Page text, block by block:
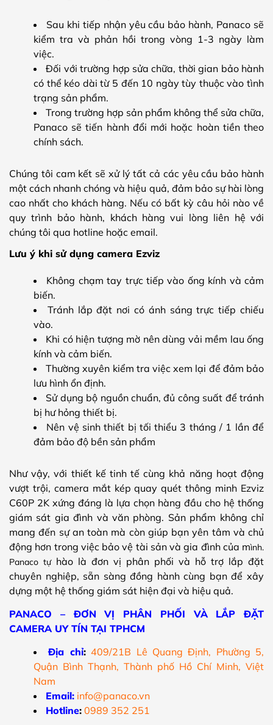
Sau khi tiếp nhận yêu cầu bảo hành, Panaco sẽ
kiểm tra và phản hồi trong vòng 1-3 ngày làm
việc.
Đối với trường hợp sửa chữa, thời gian bảo hành
có thể kéo dài từ 5 đến 10 ngày tùy thuộc vào tình
trạng sản phẩm.
Trong trường hợp sản phẩm không thể sửa chữa,
Panaco sẽ tiến hành đổi mới hoặc hoàn tiền theo
chính sách.
Chúng tôi cam kết sẽ xử lý tất cả các yêu cầu bảo hành
một cách nhanh chóng và hiệu quả, đảm bảo sự hài lòng
cao nhất cho khách hàng. Nếu có bất kỳ câu hỏi nào về
quy trình bảo hành, khách hàng vui lòng liên hệ với
chúng tôi qua hotline hoặc email.
Lưu ý khi sử dụng camera Ezviz
Không chạm tay trực tiếp vào ống kính và cảm
biến.
Tránh lắp đặt nơi có ánh sáng trực tiếp chiếu
vào.
Khi có hiện tượng mờ nên dùng vải mềm lau ống
kính và cảm biến.
Thường xuyên kiểm tra việc xem lại để đảm bảo
lưu hình ổn định.
Sử dụng bộ nguồn chuẩn, đủ công suất để tránh
bị hư hỏng thiết bị.
Nên vệ sinh thiết bị tối thiểu 3 tháng / 1 lần để
đảm bảo độ bền sản phẩm
Như vậy, với thiết kế tinh tế cùng khả năng hoạt động
vượt trội, camera mắt kép quay quét thông minh Ezviz
C60P 2K xứng đáng là lựa chọn hàng đầu cho hệ thống
giám sát gia đình và văn phòng. Sản phẩm không chỉ
mang đến sự an toàn mà còn giúp bạn yên tâm và chủ
động hơn trong việc bảo vệ tài sản và gia đình của mình.
Panaco tự hào là đơn vị phân phối và hỗ trợ lắp đặt
chuyên nghiệp, sẵn sàng đồng hành cùng bạn để xây
dựng một hệ thống giám sát hiện đại và hiệu quả.
PANACO – ĐƠN VỊ PHÂN PHỐI VÀ LẮP ĐẶT
CAMERA UY TÍN TẠI TPHCM
Địa chỉ: 409/21B Lê Quang Định, Phường 5,
Quận Bình Thạnh, Thành phố Hồ Chí Minh, Việt
Nam
Email: info@panaco.vn
Hotline: 0989 352 251